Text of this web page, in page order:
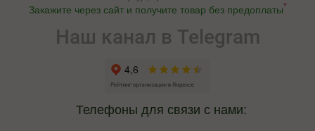
Закажите через сайт и получите товар без предоплаты*
Наш канал в Telegram
Телефоны для связи с нами: